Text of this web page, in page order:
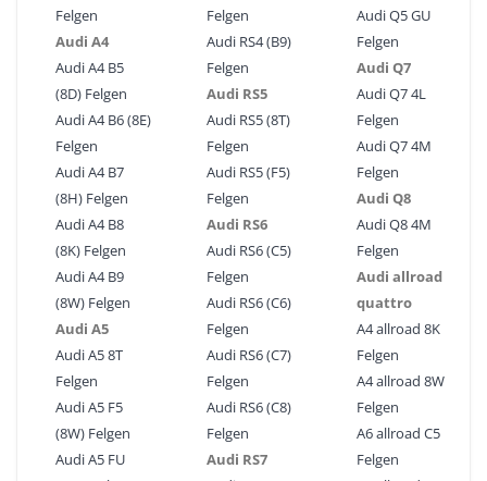
Felgen
Audi A4
Audi A4 B5
(8D) Felgen
Audi A4 B6 (8E)
Felgen
Audi A4 B7
(8H) Felgen
Audi A4 B8
(8K) Felgen
Audi A4 B9
(8W) Felgen
Audi A5
Audi A5 8T
Felgen
Audi A5 F5
(8W) Felgen
Audi A5 FU
Felgen
Audi RS4 (B9)
Felgen
Audi RS5
Audi RS5 (8T)
Felgen
Audi RS5 (F5)
Felgen
Audi RS6
Audi RS6 (C5)
Felgen
Audi RS6 (C6)
Felgen
Audi RS6 (C7)
Felgen
Audi RS6 (C8)
Felgen
Audi RS7
Audi Q5 GU
Felgen
Audi Q7
Audi Q7 4L
Felgen
Audi Q7 4M
Felgen
Audi Q8
Audi Q8 4M
Felgen
Audi allroad
quattro
A4 allroad 8K
Felgen
A4 allroad 8W
Felgen
A6 allroad C5
Felgen